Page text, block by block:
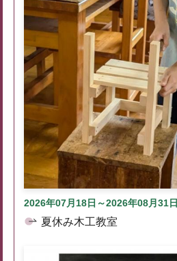
2026年07月18日～2026年08月31日
夏休み木工教室